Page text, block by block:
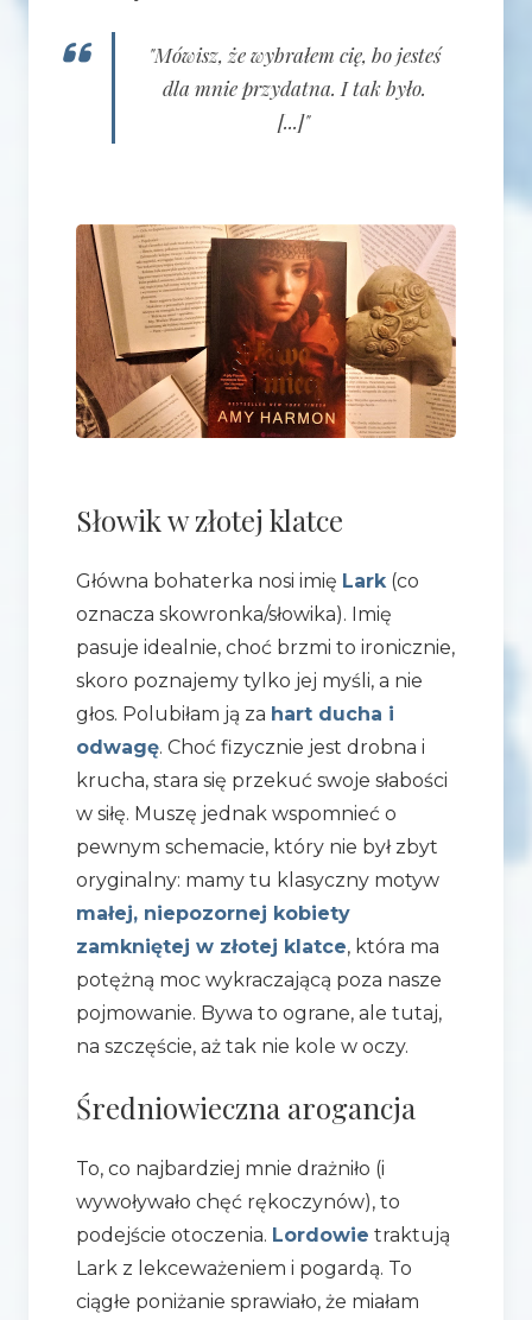
"Mówisz, że wybrałem cię, bo jesteś
dla mnie przydatna. I tak było.
[...]"
Słowik w złotej klatce
Główna bohaterka nosi imię Lark(co
oznacza skowronka/słowika). Imię
pasuje idealnie, choć brzmi to ironicznie,
skoro poznajemy tylko jej myśli, a nie
głos. Polubiłam ją za hart ducha i
odwagę. Choć fizycznie jest drobna i
krucha, stara się przekuć swoje słabości
w siłę. Muszę jednak wspomnieć o
pewnym schemacie, który nie był zbyt
oryginalny: mamy tu klasyczny motyw
małej, niepozornej kobiety
zamkniętej w złotej klatce, która ma
potężną moc wykraczającą poza nasze
pojmowanie. Bywa to ograne, ale tutaj,
na szczęście, aż tak nie kole w oczy.
Średniowieczna arogancja
To, co najbardziej mnie drażniło (i
wywoływało chęć rękoczynów), to
podejście otoczenia. Lordowie traktują
Lark z lekceważeniem i pogardą. To
ciągłe poniżanie sprawiało, że miałam